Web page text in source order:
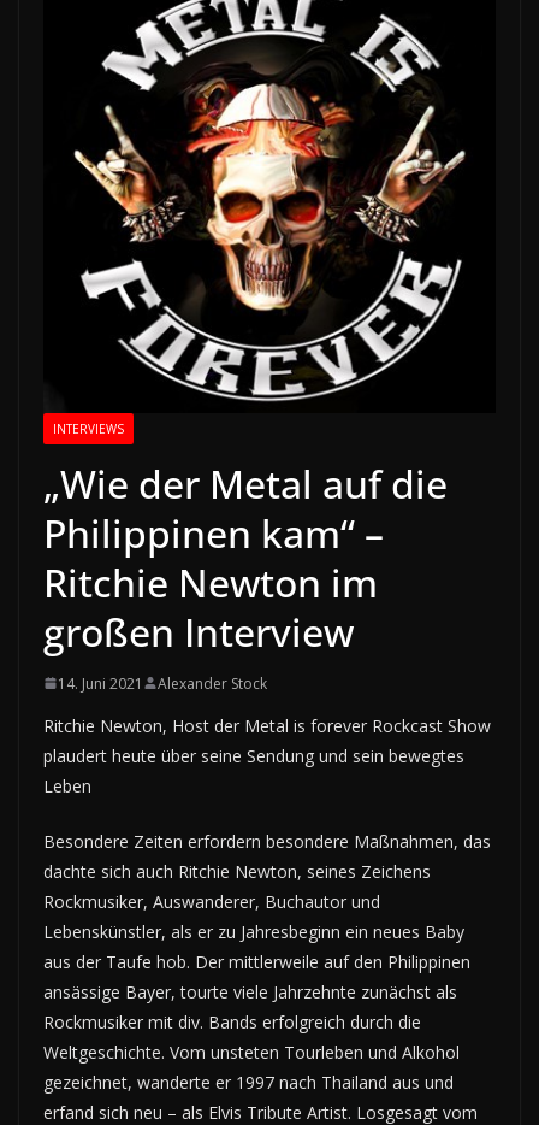
INTERVIEWS
„Wie der Metal auf die
Philippinen kam“ –
Ritchie Newton im
großen Interview
14. Juni 2021 Alexander Stock
Ritchie Newton, Host der Metal is forever Rockcast Show
plaudert heute über seine Sendung und sein bewegtes
Leben
Besondere Zeiten erfordern besondere Maßnahmen, das
dachte sich auch Ritchie Newton, seines Zeichens
Rockmusiker, Auswanderer, Buchautor und
Lebenskünstler, als er zu Jahresbeginn ein neues Baby
aus der Taufe hob. Der mittlerweile auf den Philippinen
ansässige Bayer, tourte viele Jahrzehnte zunächst als
Rockmusiker mit div. Bands erfolgreich durch die
Weltgeschichte. Vom unsteten Tourleben und Alkohol
gezeichnet, wanderte er 1997 nach Thailand aus und
erfand sich neu – als Elvis Tribute Artist. Losgesagt vom